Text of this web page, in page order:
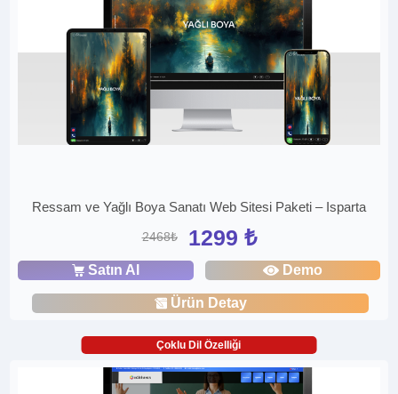
Ressam ve Yağlı Boya Sanatı Web Sitesi Paketi – Isparta
2468₺ 1299 ₺
Satın Al Demo
Ürün Detay
Çoklu Dil Özelliği